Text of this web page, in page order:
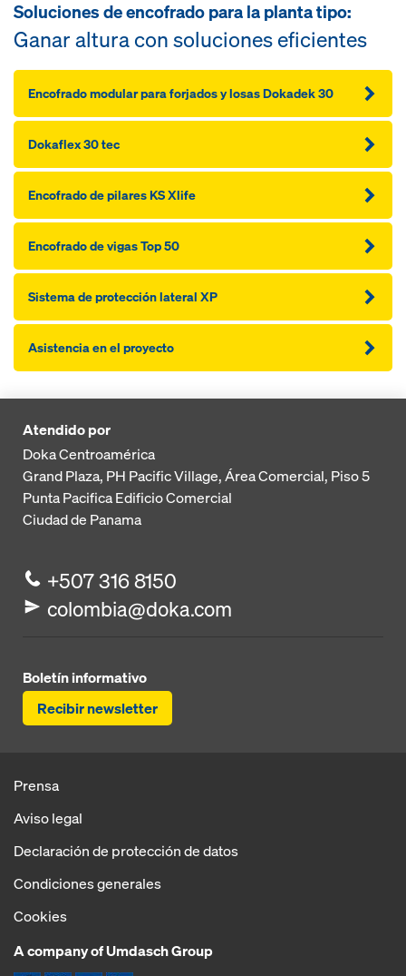
Soluciones de encofrado para la planta tipo:
Ganar altura con soluciones eficientes
Encofrado modular para forjados y losas Dokadek 30
Dokaflex 30 tec
Encofrado de pilares KS Xlife
Encofrado de vigas Top 50
Sistema de protección lateral XP
Asistencia en el proyecto
Atendido por
Doka Centroamérica
Grand Plaza, PH Pacific Village, Área Comercial, Piso 5
Punta PacificaEdificio Comercial
Ciudad de Panama
+507 316 8150
colombia@doka.com
Boletín informativo
Recibir newsletter
Prensa
Aviso legal
Declaración de protección de datos
Condiciones generales
Cookies
A company of Umdasch Group